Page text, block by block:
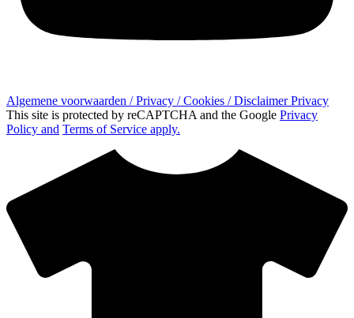
Algemene voorwaarden / Privacy / Cookies / Disclaimer Privacy
This site is protected by reCAPTCHA and the Google Privacy
Policy and Terms of Service apply.